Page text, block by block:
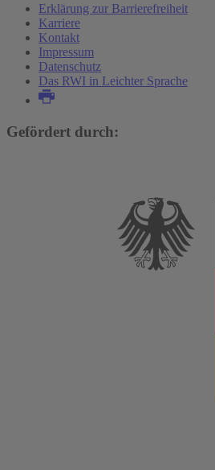
Erklärung zur Barrierefreiheit
Karriere
Kontakt
Impressum
Datenschutz
Das RWI in Leichter Sprache
Gefördert durch: